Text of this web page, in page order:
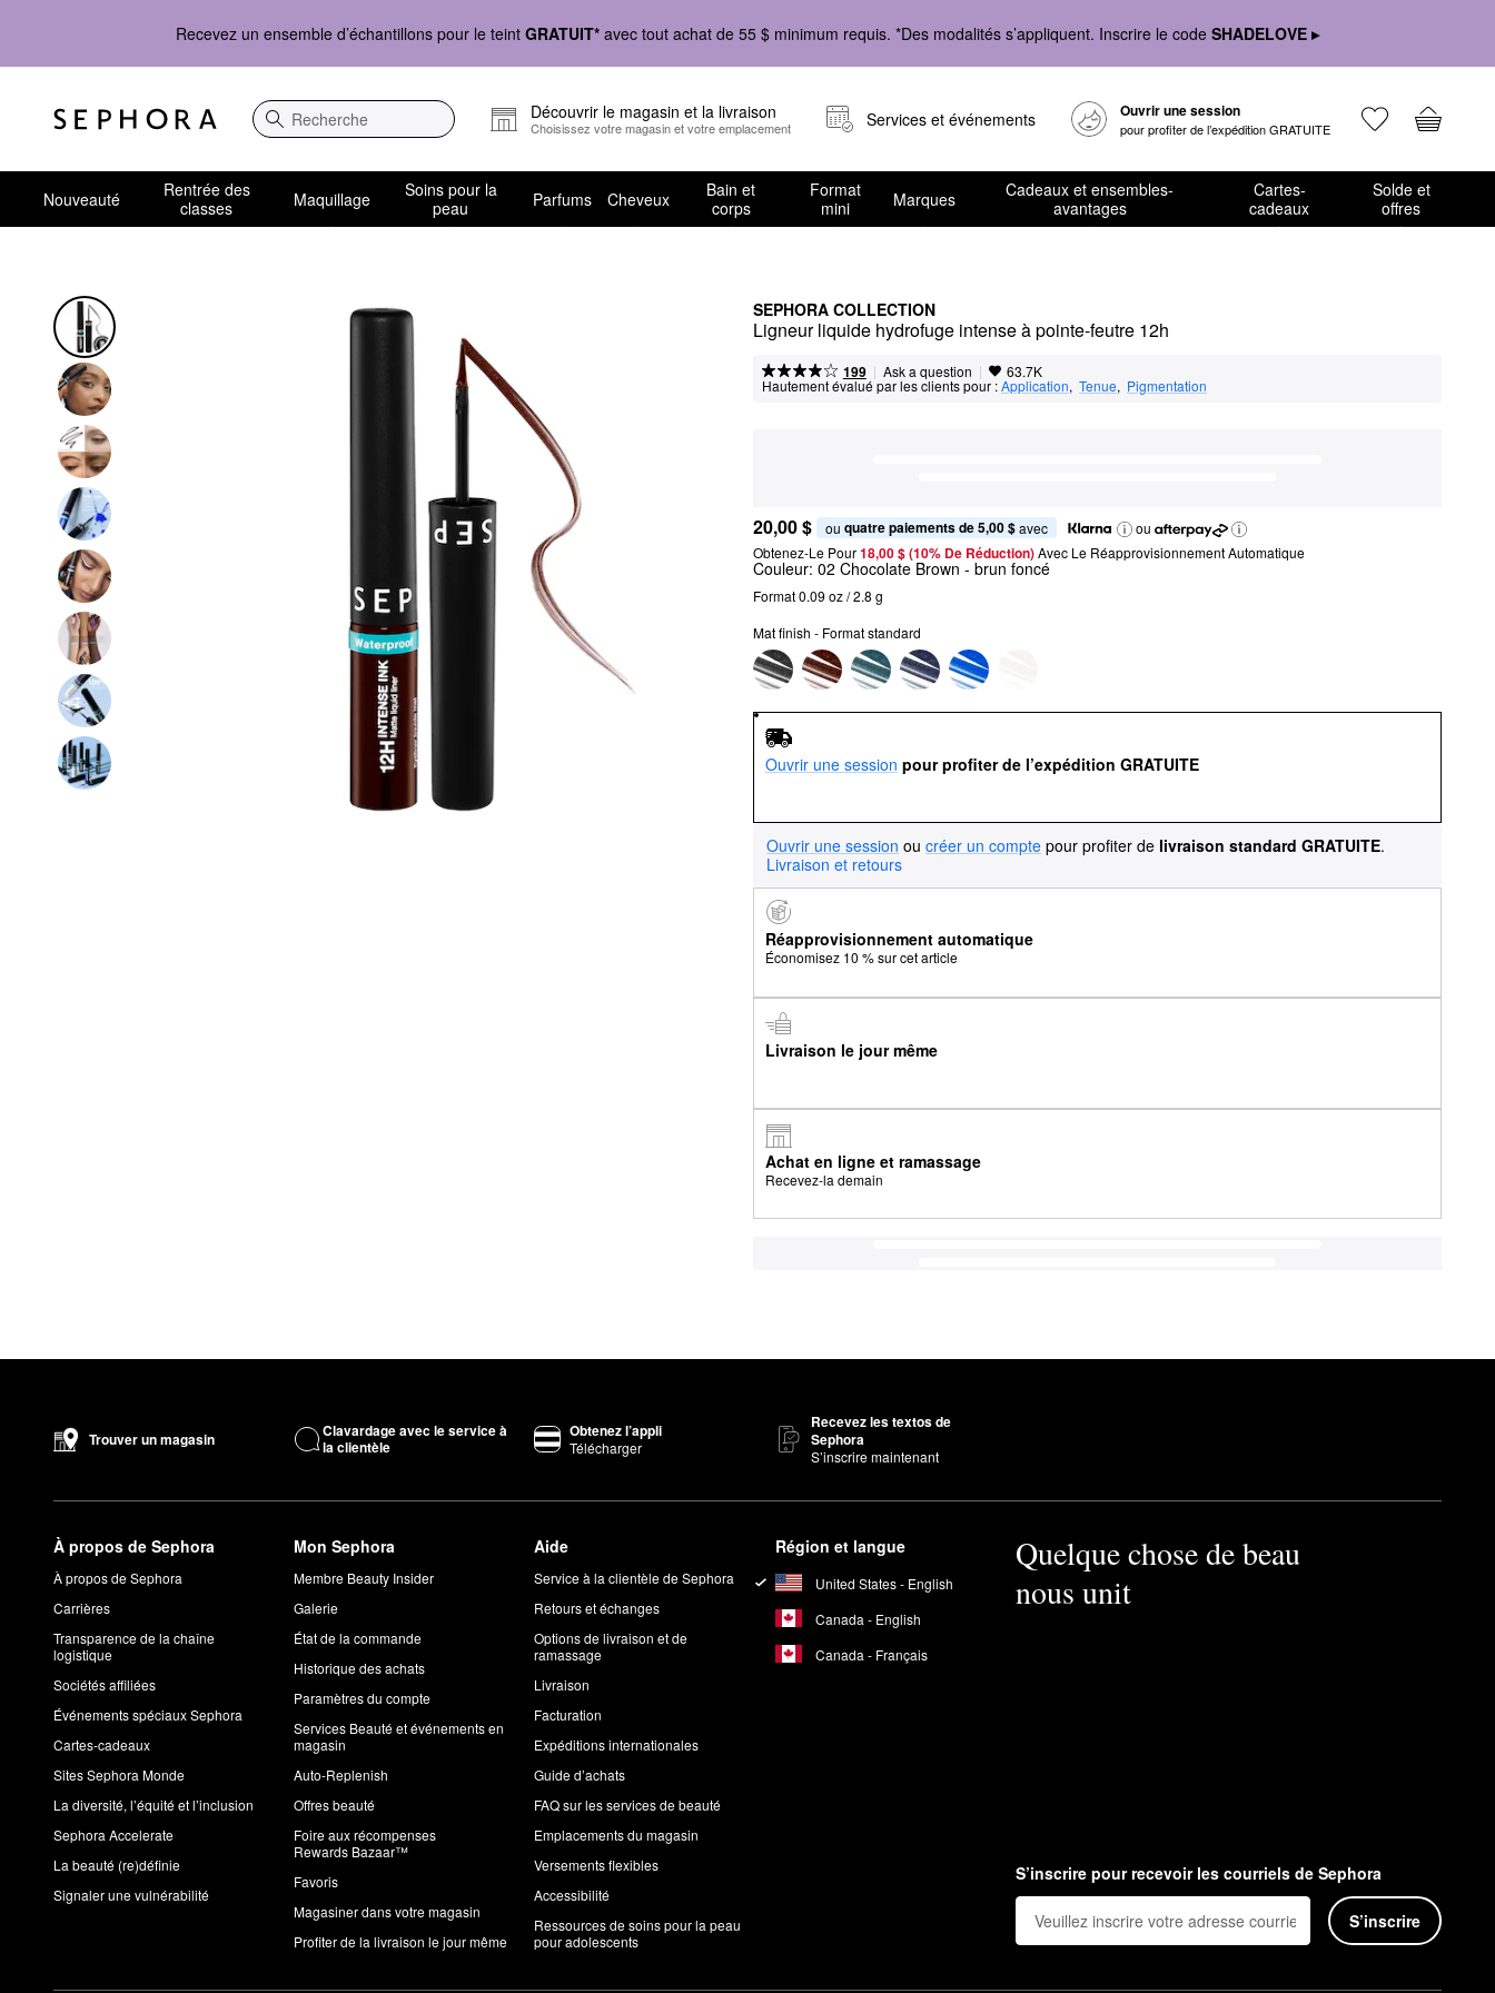
Recevez un ensemble d’échantillons pour le teint GRATUIT* avec tout achat de 55 $ minimum requis. *Des modalités s’appliquent. Inscrire le code SHADELOVE ▸
Recherche
Découvrir le magasin et la livraison
Choisissez votre magasin et votre emplacement Services et événements Ouvrir une session
pour profiter de l’expédition GRATUITE
Nouveauté
Rentrée des
classes
Maquillage
Soins pour la
peau
Parfums Cheveux
Bain et
corps
Format
mini
Marques
Cadeaux et ensembles-
avantages
Cartes-
cadeaux
Solde et
offres
SEPHORA COLLECTION
Ligneur liquide hydrofuge intense à pointe-feutre 12h
199 | Ask a question | 63.7K
Hautement évalué par les clients pour :Application, Tenue, Pigmentation
20,00 $ ou quatre paiements de 5,00 $ avec
ou
Obtenez-Le Pour18,00 $ (10% De Réduction) Avec Le Réapprovisionnement Automatique
Couleur: 02 Chocolate Brown - brun foncé
Format 0.09 oz / 2.8 g
Mat finish - Format standard
Ouvrir une session pour profiter de l’expédition GRATUITE
Ouvrir une session ou créer un compte pour profiter de livraison standard GRATUITE.
Livraison et retours
Réapprovisionnement automatique
Économisez 10 % sur cet article
Livraison le jour même
Achat en ligne et ramassage
Recevez-la demain
Trouver un magasin
Clavardage avec le service à
la clientèle
Obtenez l’appli
Télécharger
Recevez les textos de
Sephora
S’inscrire maintenant
À propos de Sephora
À propos de Sephora
Carrières
Transparence de la chaîne
logistique
Sociétés affiliées
Événements spéciaux Sephora
Cartes-cadeaux
Sites Sephora Monde
La diversité, l’équité et l’inclusion
Sephora Accelerate
La beauté (re)définie
Signaler une vulnérabilité
Mon Sephora
Membre Beauty Insider
Galerie
État de la commande
Historique des achats
Paramètres du compte
Services Beauté et événements en
magasin
Auto-Replenish
Offres beauté
Foire aux récompenses
Rewards Bazaar™
Favoris
Magasiner dans votre magasin
Profiter de la livraison le jour même
Aide
Service à la clientèle de Sephora
Retours et échanges
Options de livraison et de
ramassage
Livraison
Facturation
Expéditions internationales
Guide d’achats
FAQ sur les services de beauté
Emplacements du magasin
Versements flexibles
Accessibilité
Ressources de soins pour la peau
pour adolescents
Région et langue
United States - English
Canada - English
Canada - Français
Quelque chose de beau
nous unit
S’inscrire pour recevoir les courriels de Sephora
S’inscrire